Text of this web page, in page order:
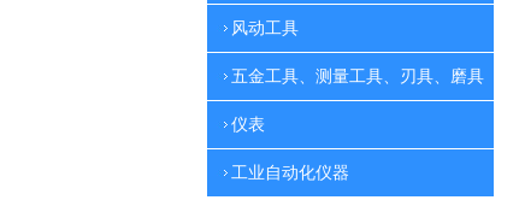
风动工具
五金工具、测量工具、刃具、磨具
仪表
工业自动化仪器